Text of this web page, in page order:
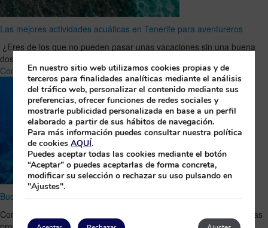
Las mejores actividades acuáticas en Tenerife para aventureros
¿Eres de los que no pueden pasar unas vacaciones sin una buena
dosis de adrenalina? Entonces Tenerife es tu …
Completo
Bucea en La Palma y conoce las Cruces de Malpique
Conoce la fascinante historia del cementerio hundido existente en las
En nuestro sitio web utilizamos cookies propias y de
terceros para finalidades analíticas mediante el análisis
del tráfico web, personalizar el contenido mediante sus
preferencias, ofrecer funciones de redes sociales y
mostrarle publicidad personalizada en base a un perfil
elaborado a partir de sus hábitos de navegación.
Para más información puedes consultar nuestra política
de cookiesAQUÍ.
Puedes aceptar todas las cookies mediante el botón
“Aceptar” o puedes aceptarlas de forma concreta,
modificar su selección o rechazar su uso pulsando en
"Ajustes".